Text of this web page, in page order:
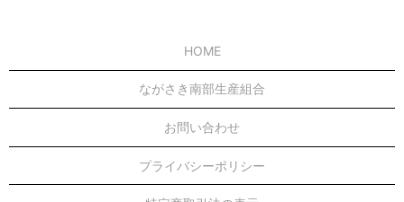
HOME
ながさき南部生産組合
お問い合わせ
プライバシーポリシー